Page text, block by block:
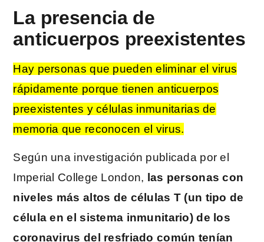
La presencia de
anticuerpos preexistentes
Hay personas que pueden eliminar el virus
rápidamente porque tienen anticuerpos
preexistentes y células inmunitarias de
memoria que reconocen el virus.
Según una investigación publicada por el
Imperial College London, las personas con
niveles más altos de células T (un tipo de
célula en el sistema inmunitario) de los
coronavirus del resfriado común tenían